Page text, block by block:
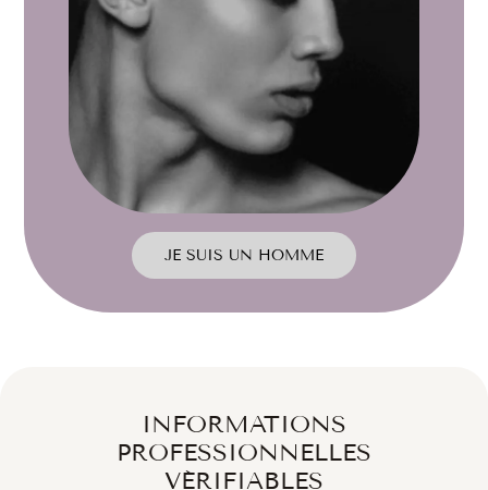
JE SUIS UN HOMME
INFORMATIONS
PROFESSIONNELLES
VÉRIFIABLES